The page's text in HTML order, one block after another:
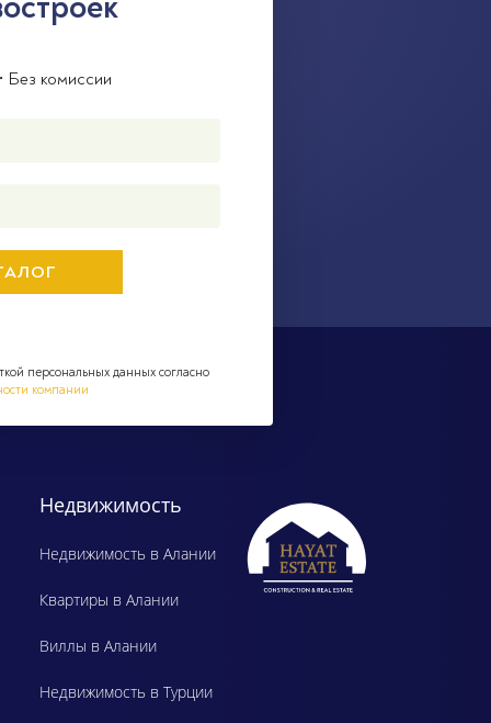
Без комиссии
персональных данных согласно
компании
Недвижимость
Недвижимость в Алании
Квартиры в Алании
Виллы в Алании
Недвижимость в Турции